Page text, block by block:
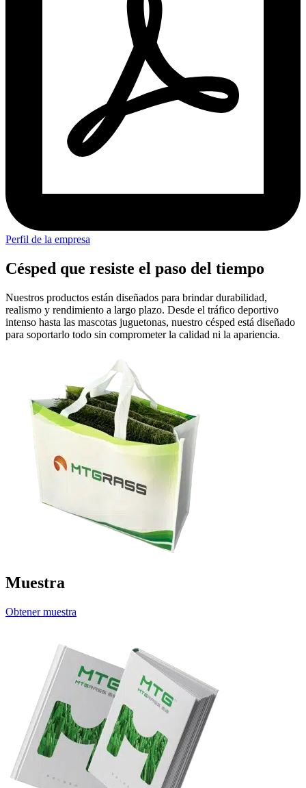
Perfil de la empresa
Césped que resiste el paso del tiempo
Nuestros productos están diseñados para brindar durabilidad,
realismo y rendimiento a largo plazo. Desde el tráfico deportivo
intenso hasta las mascotas juguetonas, nuestro césped está diseñado
para soportarlo todo sin comprometer la calidad ni la apariencia.
Muestra
Obtener muestra